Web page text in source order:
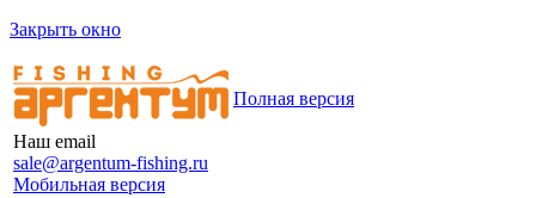
Закрыть окно
Наш email
sale@argentum-fishing.ru
Мобильная версия
Полная версия